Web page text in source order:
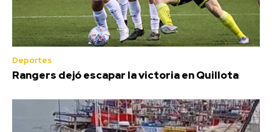
Deportes
Rangers dejó escapar la victoria en Quillota